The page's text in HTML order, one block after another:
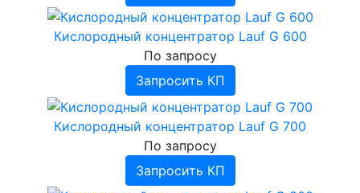
Кислородный концентратор Lauf G 600
По запросу
Запросить КП
Кислородный концентратор Lauf G 700
По запросу
Запросить КП